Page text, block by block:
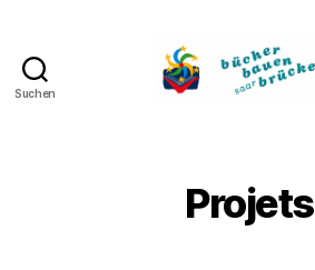
Suchen
Projets